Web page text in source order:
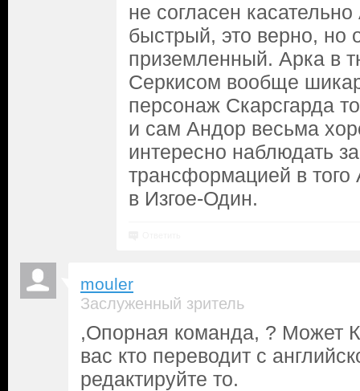
не согласен
быстрый, это верно, но
приземленный. Арка в
Серкисом вообще
персонаж Скарсгарда
и сам Андор весьма
интересно наблюдать
трансформацией в
в Изгое-Один.
mouler
Заслуженный зритель
,Опорная команда, ? Может
вас кто переводит с
редактируйте то.